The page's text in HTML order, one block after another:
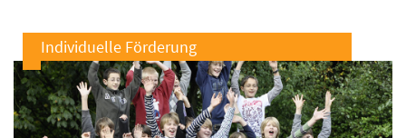
Individuelle Förderung